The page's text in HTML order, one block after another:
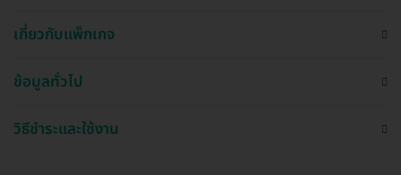
เกี่ยวกับแพ็กเกจ
ข้อมูลทั่วไป
วิธีชำระและใช้งาน